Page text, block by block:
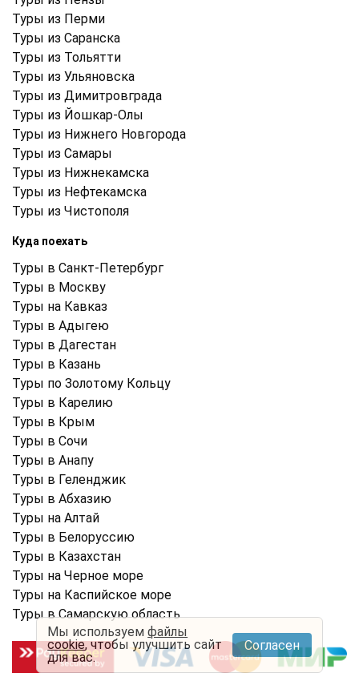
Туры из Перми
Туры из Саранска
Туры из Тольятти
Туры из Ульяновска
Туры из Димитровграда
Туры из Йошкар-Олы
Туры из Нижнего Новгорода
Туры из Самары
Туры из Нижнекамска
Туры из Нефтекамска
Туры из Чистополя
Куда поехать
Туры в Санкт-Петербург
Туры в Москву
Туры на Кавказ
Туры в Адыгею
Туры в Дагестан
Туры в Казань
Туры по Золотому Кольцу
Туры в Карелию
Туры в Крым
Туры в Cочи
Туры в Анапу
Туры в Геленджик
Туры в Абхазию
Туры на Алтай
Туры в Белоруссию
Туры в Казахстан
Туры на Черное море
Туры на Каспийское море
Туры в Самарскую область
Мы используемфайлы
cookie, чтобы улучшить сайт
для вас.
Согласен